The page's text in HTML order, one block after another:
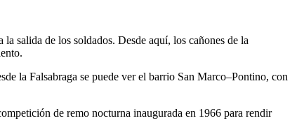
salida de los soldados. Desde aquí, los cañones de la
la Falsabraga se puede ver el barrio San Marco–Pontino, con
de remo nocturna inaugurada en 1966 para rendir